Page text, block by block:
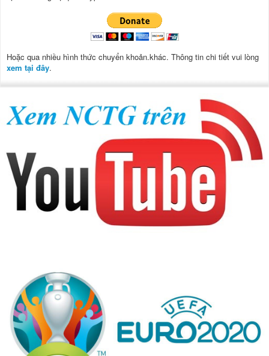
Hoặc qua nhiều hình thức chuyển khoản.khác. Thông tin chi tiết vui lòng
xem tại đây.